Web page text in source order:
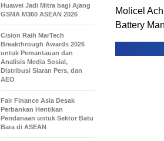
Molicel
Battery
Huawei Jadi Mitra bagi Ajang
GSMA M360 ASEAN 2026
Cision Raih MarTech
Breakthrough Awards 2026
untuk Pemantauan dan
Analisis Media Sosial,
Distribusi Siaran Pers, dan
AEO
Fair Finance Asia Desak
Perbankan Hentikan
Pendanaan untuk Sektor Batu
Bara di ASEAN